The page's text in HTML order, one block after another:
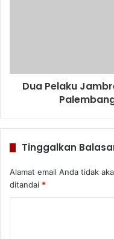
Dua Pelaku
Tinggalkan
Alamat email Anda tidak
ditandai *